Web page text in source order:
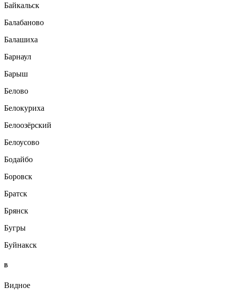
Байкальск
Балабаново
Балашиха
Барнаул
Барыш
Белово
Белокуриха
Белоозёрский
Белоусово
Бодайбо
Боровск
Братск
Брянск
Бугры
Буйнакск
В
Видное